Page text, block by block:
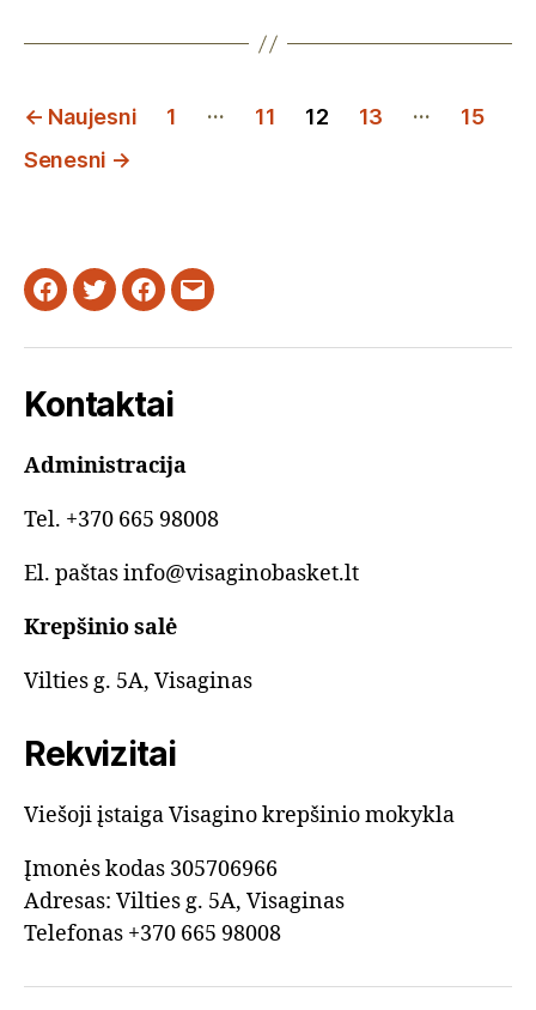
Įrašų
puslapiavimas
← Naujesni 1 … 11 12 13 …
15
Senesni →
Facebook
TwitterInstagram
Email
Kontaktai
Administracija
Tel. +370 665 98008
El. paštas info@visaginobasket.lt
Krepšinio salė
Vilties g. 5A, Visaginas
Rekvizitai
Viešoji įstaiga Visagino krepšinio mokykla
Įmonės kodas 305706966
Adresas: Vilties g. 5A, Visaginas
Telefonas +370 665 98008